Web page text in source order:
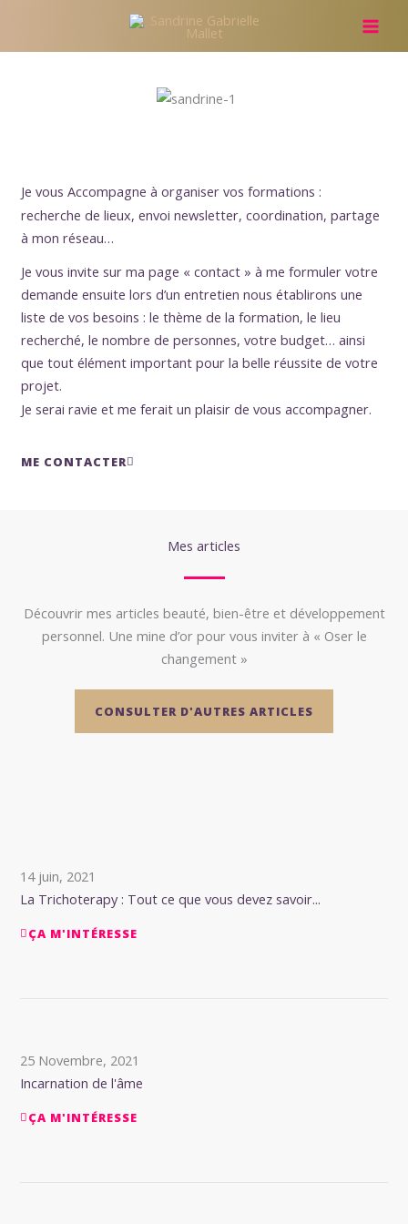
contenu
Je vous Accompagne à organiser vos formations :
recherche de lieux, envoi newsletter, coordination, partage
à mon réseau…
Je vous invite sur ma page « contact » à me formuler votre
demande ensuite lors d’un entretien nous établirons une
liste de vos besoins : le thème de la formation, le lieu
recherché, le nombre de personnes, votre budget… ainsi
que tout élément important pour la belle réussite de votre
projet.
Je serai ravie et me ferait un plaisir de vous accompagner.
ME CONTACTER
Mes articles
Découvrir mes articles beauté, bien-être et développement
personnel. Une mine d’or pour vous inviter à « Oser le
changement »
CONSULTER D'AUTRES ARTICLES
14 juin, 2021
La Trichoterapy : Tout ce que vous devez savoir...
ÇA M'INTÉRESSE
25 Novembre, 2021
Incarnation de l'âme
ÇA M'INTÉRESSE